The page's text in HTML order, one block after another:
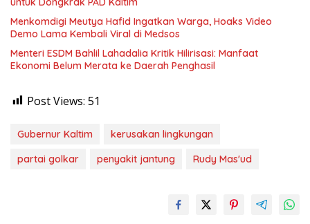
Menkomdigi Meutya Hafid Ingatkan Warga, Hoaks Video
Demo Lama Kembali Viral di Medsos
Menteri ESDM Bahlil Lahadalia Kritik Hilirisasi: Manfaat
Ekonomi Belum Merata ke Daerah Penghasil
Post Views: 51
Gubernur Kaltim
kerusakan lingkungan
partai golkar
penyakit jantung Rudy Mas'ud